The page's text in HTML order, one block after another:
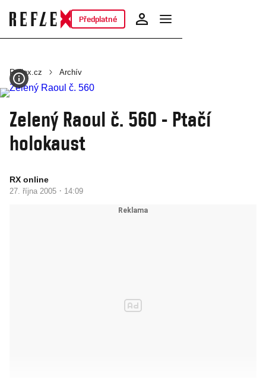
Předplatné
Reflex.cz Archív
Zelený Raoul č. 560 - Ptačí
holokaust
RX online
27. října 2005 · 14:09